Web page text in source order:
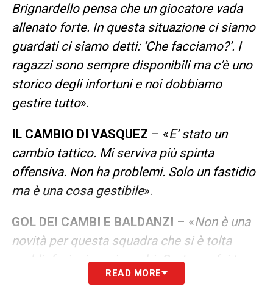
Brignardello pensa che un giocatore vada
allenato forte. In questa situazione ci siamo
guardati ci siamo detti: ‘Che facciamo?’. I
ragazzi sono sempre disponibili ma c’è uno
storico degli infortuni e noi dobbiamo
gestire tutto».
IL CAMBIO DI VASQUEZ – «E’ stato un
cambio tattico. Mi serviva più spinta
offensiva. Non ha problemi. Solo un fastidio
ma è una cosa gestibile».
GOL DEI CAMBI E BALDANZI – «Non è una
novità per questa squadra che si è tolta
soddisfazioni con i cambi. Certo, se fai tre
cambi che si dimostrano geniali vuol dire
READ MORE